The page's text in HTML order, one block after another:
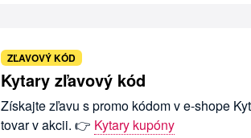
ZĽAVOVÝ KÓD
Kytary zľavový kód
Získajte zľavu s promo kódom v e-shope
tovar v akcii. 👉 Kytary kupóny